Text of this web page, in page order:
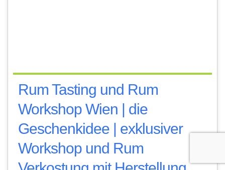
Rum Tasting und Rum
Workshop Wien | die
Geschenkidee | exklusiver
Workshop und Rum